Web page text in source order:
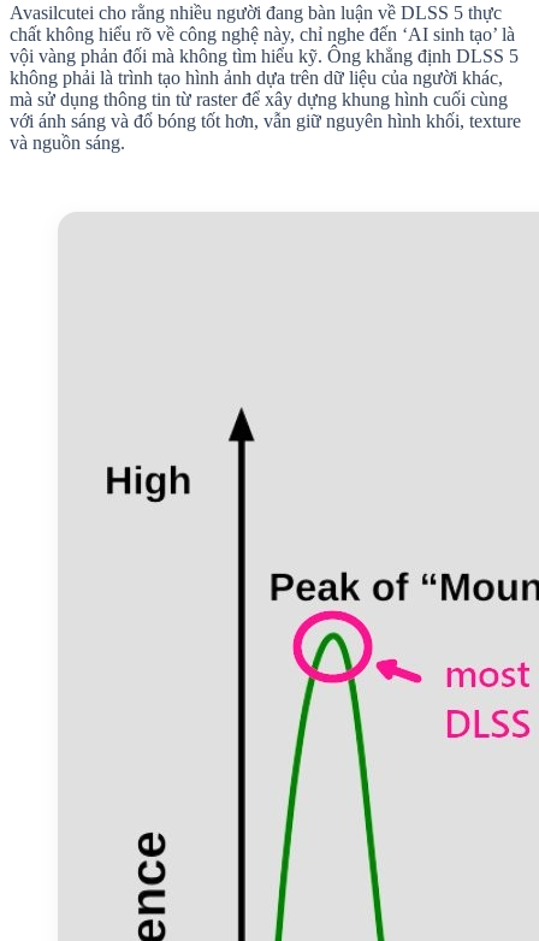
Avasilcutei cho rằng nhiều người đang bàn luận về DLSS 5 thực
chất không hiểu rõ về công nghệ này, chỉ nghe đến ‘AI sinh tạo’ là
vội vàng phản đối mà không tìm hiểu kỹ. Ông khẳng định DLSS 5
không phải là trình tạo hình ảnh dựa trên dữ liệu của người khác,
mà sử dụng thông tin từ raster để xây dựng khung hình cuối cùng
với ánh sáng và đổ bóng tốt hơn, vẫn giữ nguyên hình khối, texture
và nguồn sáng.